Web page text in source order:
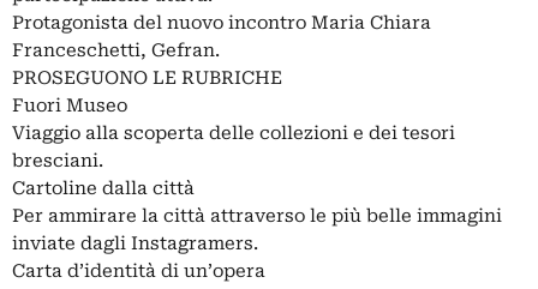
Protagonista del nuovo incontro Maria Chiara
Franceschetti, Gefran.
PROSEGUONO LE RUBRICHE
Fuori Museo
Viaggio alla scoperta delle collezioni e dei tesori
bresciani.
Cartoline dalla città
Per ammirare la città attraverso le più belle immagini
inviate dagli Instagramers.
Carta d’identità di un’opera